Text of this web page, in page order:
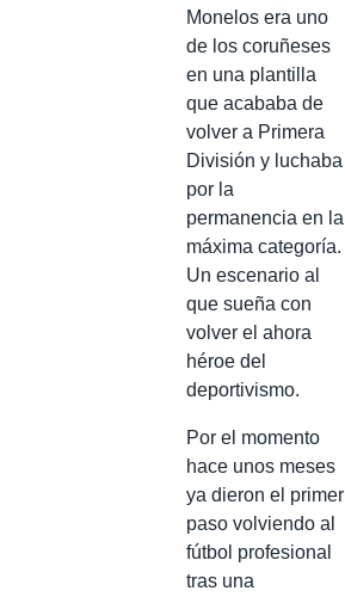
Monelos era uno
de los coruñeses
en una plantilla
que acababa de
volver a Primera
División y luchaba
por la
permanencia en la
máxima categoría.
Un escenario al
que sueña con
volver el ahora
héroe del
deportivismo.
Por el momento
hace unos meses
ya dieron el primer
paso volviendo al
fútbol profesional
tras una